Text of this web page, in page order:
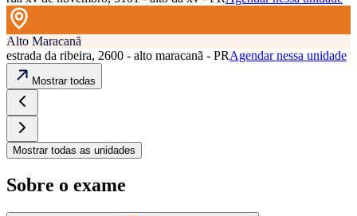
Alto Maracanã
estrada da ribeira, 2600 - alto maracanã - PRAgendar nessa unidade
Mostrar todas
Mostrar todas as unidades
Sobre o exame